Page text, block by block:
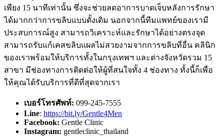
เพียง 15 นาทีเท่านั้น ซึ่งจะช่วยลดอาการบาดเจ็บหลังการรักษา
ได้มากกว่าการขลิบแบบดั้งเดิม นอกจากนี้ทีมแพทย์ของเรามี
ประสบการณ์สูง สามารถวิเคราะห์และรักษาได้อย่างตรงจุด
สามารถรับแก้เคสขลิบแผลไม่สวยงามจากการขลิบที่อื่น คลินิก
ของเราพร้อมให้บริการทั้งในกรุงเทพฯ และต่างจังหวัดรวม 15
สาขา มีช่องทางการติดต่อให้ผู้ที่สนใจทั้ง 4 ช่องทาง ทั้งนี้ก็เพื่อ
ให้คุณได้รับบริการที่ดีที่สุดจากเรา
เบอร์โทรศัพท์: 099-245-7555
Line: https://bit.ly/Gentle4Men
Facebook: Gentle Clinic
Instagram: gentleclinic_thailand